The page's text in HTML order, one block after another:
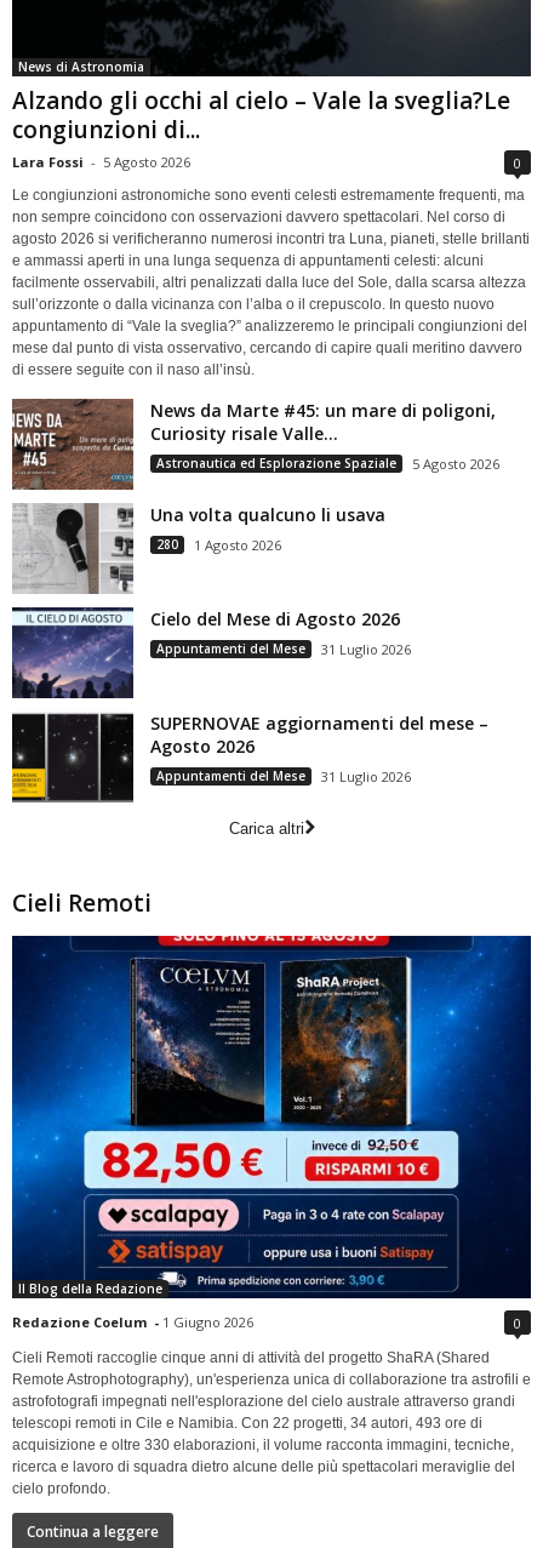
News di Astronomia
Alzando gli occhi al cielo – Vale la sveglia?Le
congiunzioni di...
Lara Fossi - 5 Agosto 2026 0
Le congiunzioni astronomiche sono eventi celesti estremamente frequenti, ma
non sempre coincidono con osservazioni davvero spettacolari. Nel corso di
agosto 2026 si verificheranno numerosi incontri tra Luna, pianeti, stelle brillanti
e ammassi aperti in una lunga sequenza di appuntamenti celesti: alcuni
facilmente osservabili, altri penalizzati dalla luce del Sole, dalla scarsa altezza
sull’orizzonte o dalla vicinanza con l’alba o il crepuscolo. In questo nuovo
appuntamento di “Vale la sveglia?” analizzeremo le principali congiunzioni del
mese dal punto di vista osservativo, cercando di capire quali meritino davvero
di essere seguite con il naso all’insù.
News da Marte #45: un mare di poligoni,
Curiosity risale Valle...
Astronautica ed Esplorazione Spaziale 5 Agosto 2026
Una volta qualcuno li usava
280 1 Agosto 2026
Cielo del Mese di Agosto 2026
Appuntamenti del Mese 31 Luglio 2026
SUPERNOVAE aggiornamenti del mese –
Agosto 2026
Appuntamenti del Mese 31 Luglio 2026
Carica altri
Cieli Remoti
Il Blog della Redazione
Redazione Coelum - 1 Giugno 2026 0
Cieli Remoti raccoglie cinque anni di attività del progetto ShaRA (Shared
Remote Astrophotography), un'esperienza unica di collaborazione tra astrofili e
astrofotografi impegnati nell'esplorazione del cielo australe attraverso grandi
telescopi remoti in Cile e Namibia. Con 22 progetti, 34 autori, 493 ore di
acquisizione e oltre 330 elaborazioni, il volume racconta immagini, tecniche,
ricerca e lavoro di squadra dietro alcune delle più spettacolari meraviglie del
cielo profondo.
Continua a leggere